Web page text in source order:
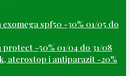
spf50 -30% 01/05 do
-50% 01/04 do 31/08
aterostop i antiparazit -20%